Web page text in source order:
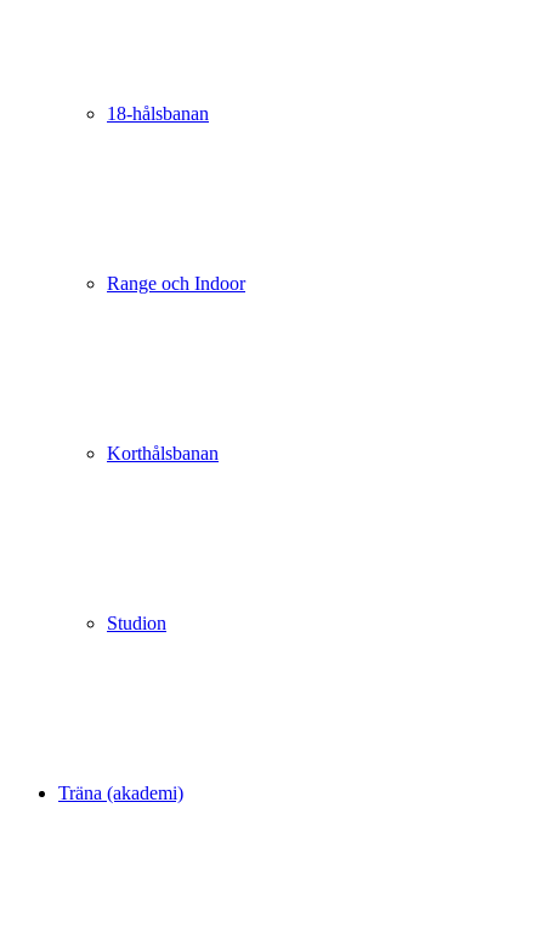
18-hålsbanan
Range och Indoor
Korthålsbanan
Studion
Träna (akademi)